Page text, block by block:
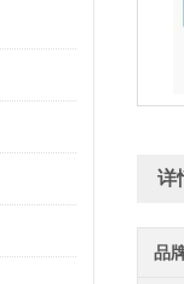
详
品